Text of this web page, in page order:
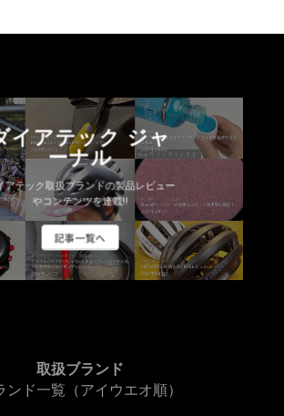
イアテック ジャ
ーナル
アテック取扱ブランドの製品レビュー
やコンテンツを連載!!
記事一覧へ
取扱ブランド
ンド一覧（アイウエオ順）